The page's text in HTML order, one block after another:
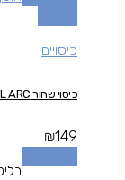
כיסויים
כיסוי שחור IPHONE XR – PATCHWORKS LEVEL ARC
₪149